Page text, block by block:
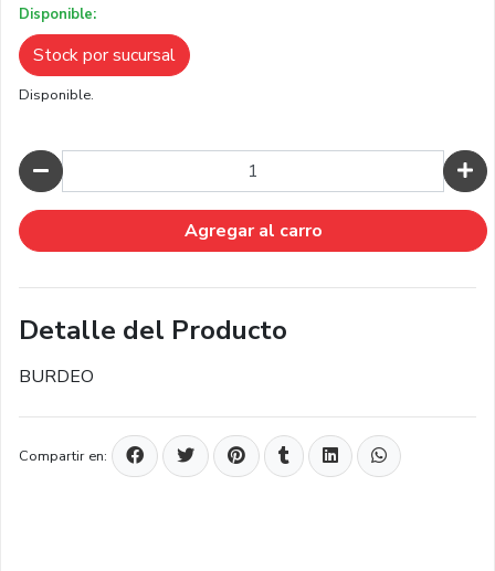
Disponible:
Stock por sucursal
Disponible.
Cantidad
Agregar al carro
Detalle del Producto
BURDEO
Compartir en: